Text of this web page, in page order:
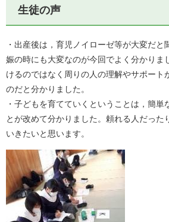
生徒の声
・出産後は，育児ノイローゼ等が大変だ
娠の時にも大変なのが今回でよく分かりま
けるのではなく周りの人の理解やサポート
のだと分かりました。
・子どもを育てていくということは，簡単
とが改めて分かりました。頼れる人だった
いきたいと思います。